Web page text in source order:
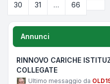
30 31 … 66
Annunci
RINNOVO CARICHE
COLLEGATE
Ultimo messaggio da